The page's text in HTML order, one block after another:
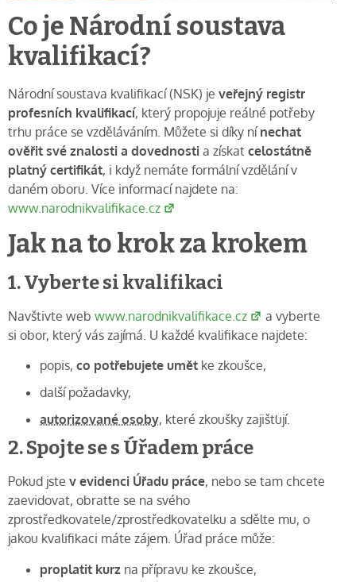
Co je Národní soustava
kvalifikací?
Národní soustava kvalifikací (NSK) je veřejný registr
profesních kvalifikací, který propojuje reálné potřeby
trhu práce se vzděláváním. Můžete si díky nínechat
ověřit své znalosti a dovednosti a získat celostátně
platný certifikát, i když nemáte formální vzdělání v
daném oboru. Více informací najdete na:
www.narodnikvalifikace.cz
Jak na to krok za krokem
1. Vyberte si kvalifikaci
Navštivte web www.narodnikvalifikace.cz
a vyberte
si obor, který vás zajímá. U každé kvalifikace najdete:
popis, co potřebujete umět ke zkoušce,
další požadavky,
autorizované osoby, které zkoušky zajišťují.
2. Spojte se s Úřadem práce
Pokud jste v evidenci Úřadu práce, nebo se tam chcete
zaevidovat, obraťte se na svého
zprostředkovatele/zprostředkovatelku a sdělte mu, o
jakou kvalifikaci máte zájem. Úřad práce může:
proplatit kurz na přípravu ke zkoušce,